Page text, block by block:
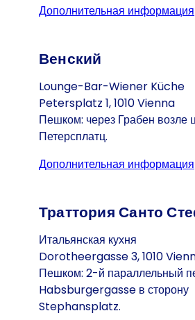
Дополнительная информация
Венский
Lounge-Bar-Wiener Küche
Petersplatz 1, 1010 Vienna
Пешком: через Грабен возле
Петерсплатц.
Дополнительная информация
Траттория Санто
Итальянская кухня
Dorotheergasse 3, 1010
Пешком: 2-й параллельный
Habsburgergasse в сторону
Stephansplatz.